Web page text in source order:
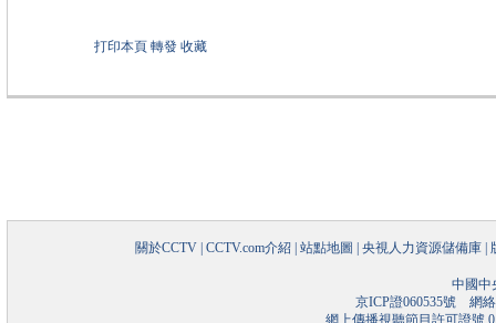
打印本頁 轉發 收藏
關於CCTV CCTV.com介紹 站點地圖 央視人力資源儲備庫
中國中
京ICP證060535號網絡
網上傳播視聽節目許可證號